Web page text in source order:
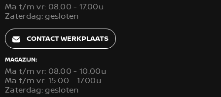
Ma t/m vr: 08.00 - 17.00u
Zaterdag: gesloten
CONTACT WERKPLAATS
MAGAZIJN:
Ma t/m vr: 08.00 - 10.00u
Ma t/m vr: 15.00 - 17.00u
Zaterdag: gesloten